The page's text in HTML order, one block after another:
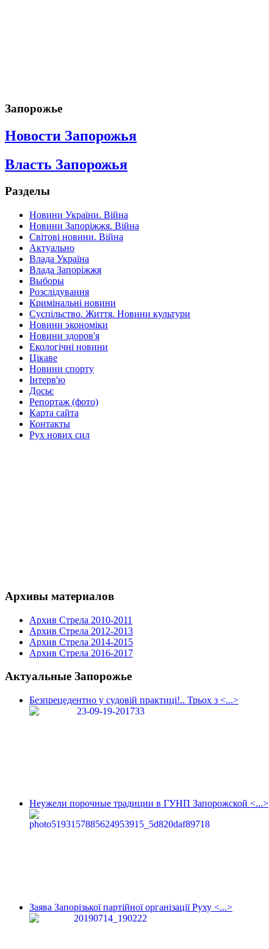
Запорожье
Новости Запорожья
Власть Запорожья
Разделы
Новини України. Війна
Новини Запоріжжя. Війна
Світові новини. Війна
Актуально
Влада Україна
Влада Запоріжжя
Выборы
Розслідування
Кримінальні новини
Суспільство. Життя. Новини культури
Новини экономіки
Новини здоров'я
Екологічні новини
Цікаве
Новини спорту
Інтерв'ю
Досьє
Репортаж (фото)
Карта сайта
Контакты
Рух нових сил
Архивы материалов
Архив Стрела 2010-2011
Архив Стрела 2012-2013
Архив Стрела 2014-2015
Архив Стрела 2016-2017
Актуальные Запорожье
Безпрецедентно у судовій практиці!.. Трьох з <...>
Неужели порочные традиции в ГУНП Запорожской <...>
Заява Запорізької партійної організації Руху <...>